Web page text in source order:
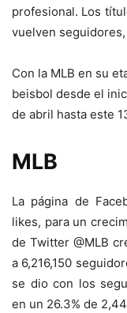
profesional. Los
vuelven
Con la MLB en su
beisbol desde el
de abril hasta este
MLB
La página de
likes, para un
de Twitter @MLB
a 6,216,150
se dio con los
en un 26.3% de